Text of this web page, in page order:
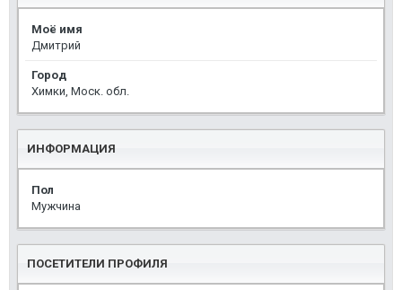
Моё имя
Дмитрий
Город
Химки, Моск. обл.
ИНФОРМАЦИЯ
Пол
Мужчина
ПОСЕТИТЕЛИ ПРОФИЛЯ